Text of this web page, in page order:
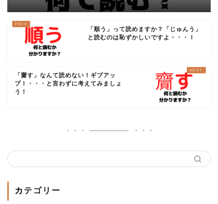
ど・・・「急坂」は読めない！？
「順う」って読めますか？「じゅんう」
と読むのは恥ずかしいですよ・・・！
「齎す」なんて読めない！ギブアッ
プ！・・・と言わずに考えてみましょ
う！
カテゴリー